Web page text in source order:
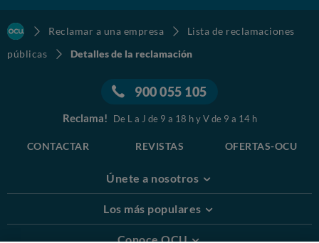
Reclamar a una empresa
Lista de reclamaciones
públicas
Detalles de la reclamación
900 055 105
Reclama! De L a J de 9 a 18 h y V de 9 a 14 h
CONTACTAR REVISTAS OFERTAS-OCU
Únete a nosotros
Los más populares
Conoce OCU